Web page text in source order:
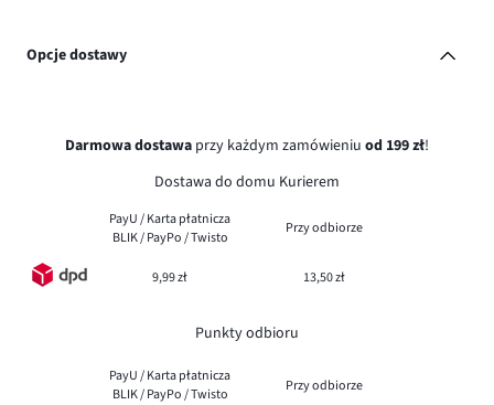
Opcje dostawy
Darmowa dostawa przy każdym zamówieniu od 199 zł!
Dostawa do domu Kurierem
PayU / Karta płatnicza
BLIK / PayPo / Twisto
Przy odbiorze
9,99 zł 13,50 zł
Punkty odbioru
PayU / Karta płatnicza
BLIK / PayPo / Twisto
Przy odbiorze